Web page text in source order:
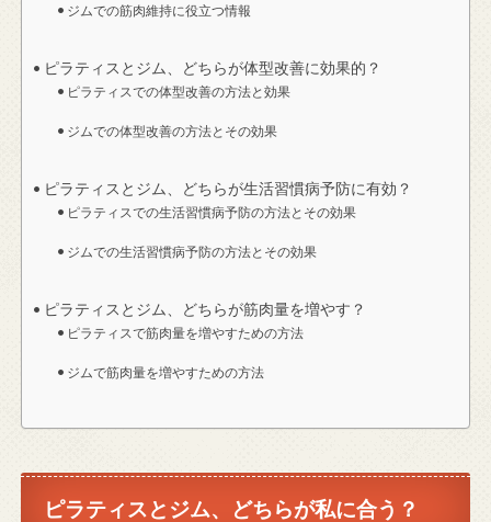
ジムでの筋肉維持に役立つ情報
ピラティスとジム、どちらが体型改善に効果的？
ピラティスでの体型改善の方法と効果
ジムでの体型改善の方法とその効果
ピラティスとジム、どちらが生活習慣病予防に有効？
ピラティスでの生活習慣病予防の方法とその効果
ジムでの生活習慣病予防の方法とその効果
ピラティスとジム、どちらが筋肉量を増やす？
ピラティスで筋肉量を増やすための方法
ジムで筋肉量を増やすための方法
ピラティスとジム、どちらが私に合う？